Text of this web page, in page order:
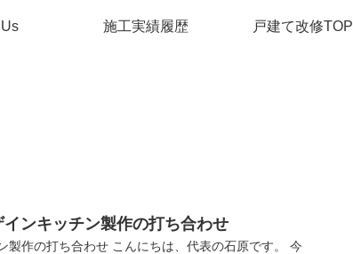
施工実績履歴 戸建て改修TOP
インキッチン製作の打ち合わせ
製作の打ち合わせ こんにちは、代表の石原です。 今